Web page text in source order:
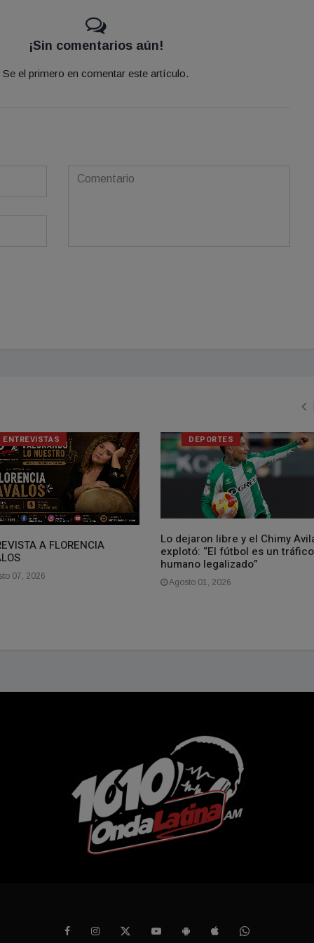
¡Sin comentarios aún!
Se el primero en comentar este artículo.
ENTREVISTAS
A FLORENCIA
07, 2026
DEPORTES
Lo dejaron libre y el Chimy
explotó: “El fútbol es un tráfico
humano legalizado”
Agosto 01, 2026